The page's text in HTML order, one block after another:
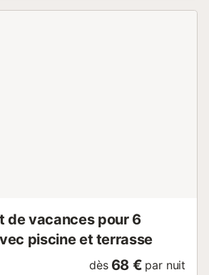
de vacances pour 6
piscine et terrasse
dès 68 € par nuit